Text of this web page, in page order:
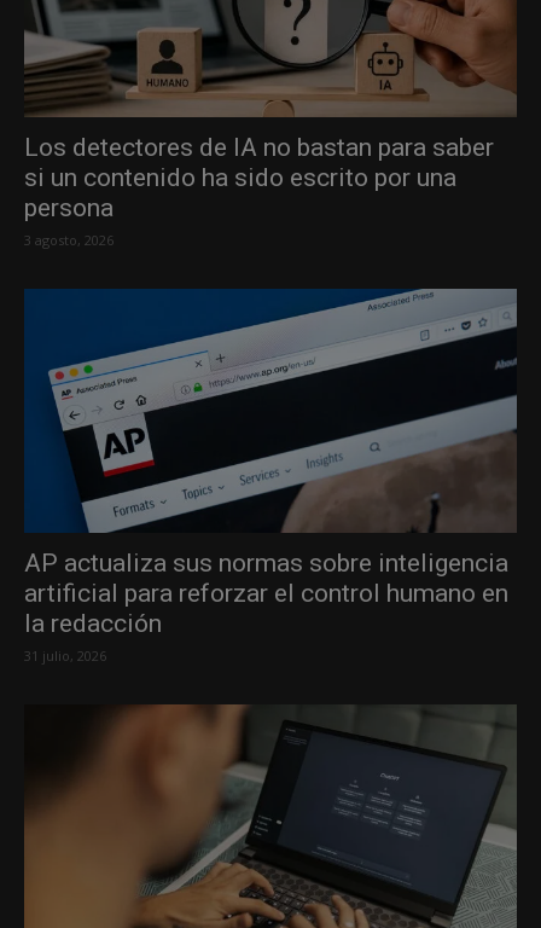
Los detectores de IA no bastan para saber
si un contenido ha sido escrito por una
persona
3 agosto, 2026
AP actualiza sus normas sobre inteligencia
artificial para reforzar el control humano en
la redacción
31 julio, 2026